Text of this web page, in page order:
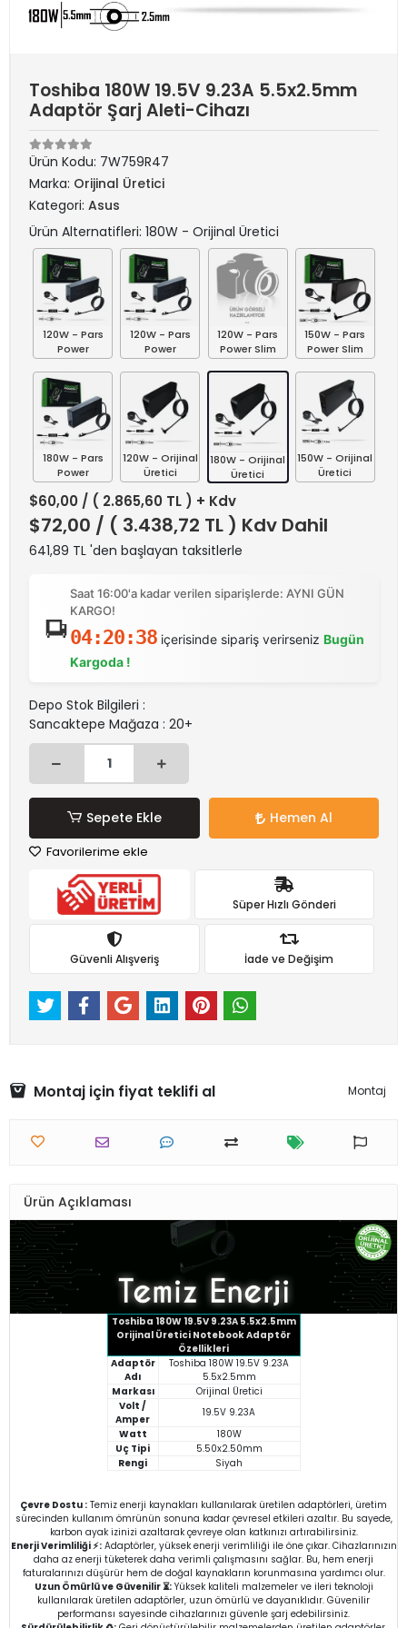
Toshiba 180W 19.5V 9.23A 5.5x2.5mm
Adaptör Şarj Aleti-Cihazı
Ürün Kodu: 7W759R47
Marka: Orijinal Üretici
Kategori: Asus
Ürün Alternatifleri: 180W - Orijinal Üretici
120W - Pars
Power
120W - Pars
Power
120W - Pars
Power Slim
150W - Pars
Power Slim
180W - Pars
Power
120W - Orijinal
Üretici
180W - Orijinal
Üretici
150W - Orijinal
Üretici
$60,00 / ( 2.865,60 TL ) + Kdv
$72,00 / ( 3.438,72 TL ) Kdv Dahil
641,89 TL 'den başlayan taksitlerle
Saat 16:00'a kadar verilen siparişlerde: AYNI GÜN
KARGO!
04:20:38içerisinde sipariş verirseniz Bugün
Kargoda !
Depo Stok Bilgileri :
Sancaktepe Mağaza : 20+
Sepete Ekle Hemen Al
Favorilerime ekle
Süper Hızlı Gönderi
Güvenli Alışveriş İade ve Değişim
Montaj için fiyat teklifi al Montaj
Ürün Açıklaması
Toshiba 180W 19.5V 9.23A 5.5x2.5mm
Orijinal Üretici Notebook Adaptör
Özellikleri
Adaptör
Adı
Toshiba 180W 19.5V 9.23A
5.5x2.5mm
Markası
Orijinal Üretici
Volt /
Amper
19.5V 9.23A
Watt
180W
Uç Tipi
5.50x2.50mm
Rengi
Siyah
Çevre Dostu : Temiz enerji kaynakları kullanılarak üretilen adaptörleri, üretim
sürecinden kullanım ömrünün sonuna kadar çevresel etkileri azaltır. Bu sayede,
karbon ayak izinizi azaltarak çevreye olan katkınızı artırabilirsiniz.
Enerji Verimliliği ⚡:Adaptörler, yüksek enerji verimliliği ile öne çıkar. Cihazlarınızın
daha az enerji tüketerek daha verimli çalışmasını sağlar. Bu, hem enerji
faturalarınızı düşürür hem de doğal kaynakların korunmasına yardımcı olur.
Uzun Ömürlü ve Güvenilir ⏳:Yüksek kaliteli malzemeler ve ileri teknoloji
kullanılarak üretilen adaptörler, uzun ömürlü ve dayanıklıdır. Güvenilir
performansı sayesinde cihazlarınızı güvenle şarj edebilirsiniz.